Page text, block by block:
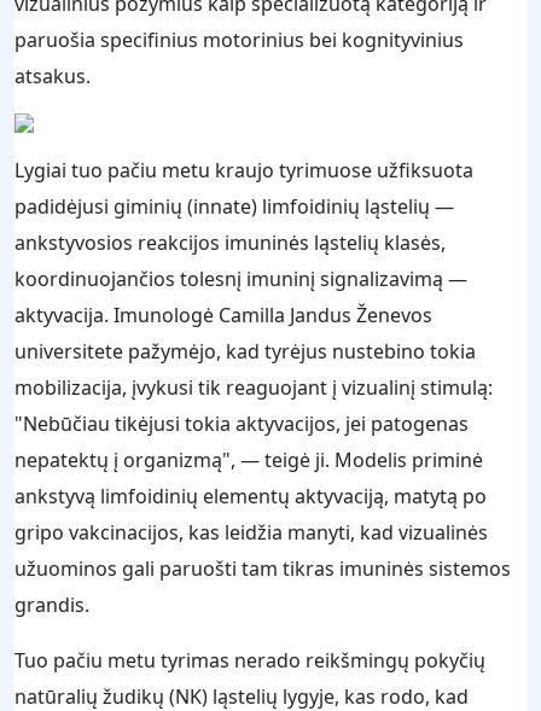
paruošia specifinius motorinius bei kognityvinius
atsakus.
Lygiai tuo pačiu metu kraujo tyrimuose užfiksuota
padidėjusi giminių (innate) limfoidinių ląstelių —
ankstyvosios reakcijos imuninės ląstelių klasės,
koordinuojančios tolesnį imuninį signalizavimą —
aktyvacija. Imunologė Camilla Jandus Ženevos
universitete pažymėjo, kad tyrėjus nustebino tokia
mobilizacija, įvykusi tik reaguojant į vizualinį stimulą:
"Nebūčiau tikėjusi tokia aktyvacijos, jei patogenas
nepatektų į organizmą", — teigė ji. Modelis priminė
ankstyvą limfoidinių elementų aktyvaciją, matytą po
gripo vakcinacijos, kas leidžia manyti, kad vizualinės
užuominos gali paruošti tam tikras imuninės sistemos
grandis.
Tuo pačiu metu tyrimas nerado reikšmingų pokyčių
natūralių žudikų (NK) ląstelių lygyje, kas rodo, kad